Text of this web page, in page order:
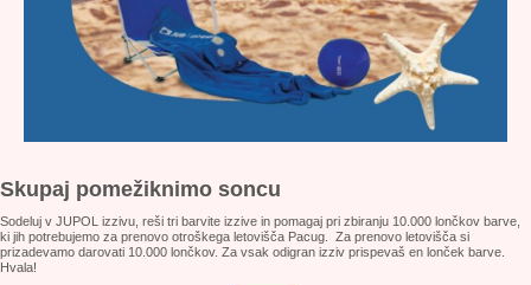
Skupaj pomežiknimo soncu
Sodeluj v JUPOL izzivu, reši tri barvite izzive in pomagaj pri zbiranju 10.000 lončkov barve,
ki jih potrebujemo za prenovo otroškega letovišča Pacug. Za prenovo letovišča si
prizadevamo darovati 10.000 lončkov. Za vsak odigran izziv prispevaš en lonček barve.
Hvala!